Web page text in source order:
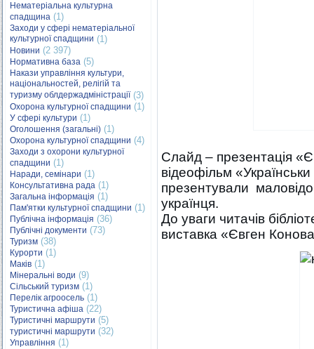
Нематеріальна культурна
спадщина (1)
Заходи у сфері нематеріальної
культурної спадщини (1)
Новини (2 397)
Нормативна база (5)
Накази управління культури,
національностей, релігій та
туризму облдержадміністрації(3)
Охорона культурної спадщини (1)
У сфері культури (1)
Оголошення (загальні) (1)
Охорона культурної спадщини (4)
Заходи з охорони культурної
спадщини (1)
Наради, семінари (1)
Консультативна рада (1)
Загальна інформація (1)
Пам'ятки культурної спадщини (1)
Публічна інформація (36)
Публічні документи (73)
Туризм (38)
Курорти (1)
Маків (1)
Мінеральні води (9)
Сільський туризм (1)
Перелік агроосель (1)
Туристична афіша (22)
Туристичні маршрути (5)
туристичні маршрути (32)
Управління (1)
Слайд – презентація
відеофільм
презентували
українця.
До уваги читачів
виставка «Євген